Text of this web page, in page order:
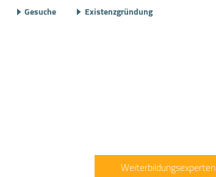
Gesuche Existenzgründung
Weiterbildungsexperten